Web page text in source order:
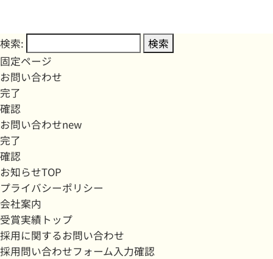
検索:
固定ページ
お問い合わせ
完了
確認
お問い合わせnew
完了
確認
お知らせTOP
プライバシーポリシー
会社案内
受賞実績トップ
採用に関するお問い合わせ
採用問い合わせフォーム入力確認